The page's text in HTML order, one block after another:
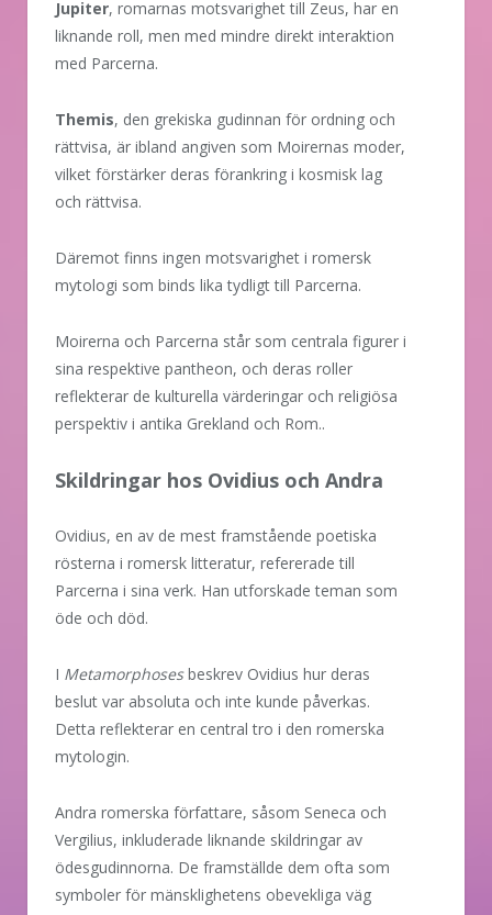
Jupiter, romarnas motsvarighet till Zeus, har en
liknande roll, men med mindre direkt interaktion
med Parcerna.
Themis, den grekiska gudinnan för ordning och
rättvisa, är ibland angiven som Moirernas moder,
vilket förstärker deras förankring i kosmisk lag
och rättvisa.
Däremot finns ingen motsvarighet i romersk
mytologi som binds lika tydligt till Parcerna.
Moirerna och Parcerna står som centrala figurer i
sina respektive pantheon, och deras roller
reflekterar de kulturella värderingar och religiösa
perspektiv i antika Grekland och Rom..
Skildringar hos Ovidius och Andra
Ovidius, en av de mest framstående poetiska
rösterna i romersk litteratur, refererade till
Parcerna i sina verk. Han utforskade teman som
öde och död.
I Metamorphosesbeskrev Ovidius hur deras
beslut var absoluta och inte kunde påverkas.
Detta reflekterar en central tro i den romerska
mytologin.
Andra romerska författare, såsom Seneca och
Vergilius, inkluderade liknande skildringar av
ödesgudinnorna. De framställde dem ofta som
symboler för mänsklighetens obevekliga väg